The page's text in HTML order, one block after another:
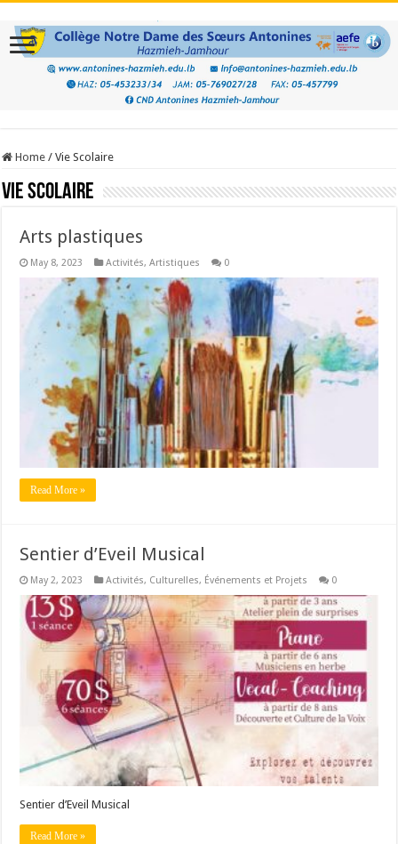
Home / Vie Scolaire
Vie Scolaire
Arts plastiques
May 8, 2023 Activités,Artistiques 0
Read More »
Sentier d’Eveil Musical
May 2, 2023 Activités, Culturelles, Événements et Projets 0
Sentier d’Eveil Musical
Read More »